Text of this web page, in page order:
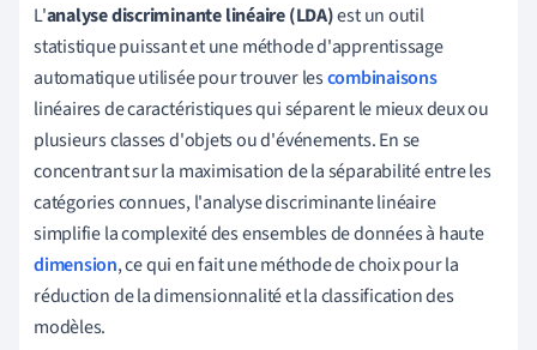
L'analyse discriminante linéaire (LDA)est un outil
statistique puissant et une méthode d'apprentissage
automatique utilisée pour trouver lescombinaisons
linéaires de caractéristiques qui séparent le mieux deux ou
plusieurs classes d'objets ou d'événements. En se
concentrant sur la maximisation de la séparabilité entre les
catégories connues, l'analyse discriminante linéaire
simplifie la complexité des ensembles de données à haute
dimension, ce qui en fait une méthode de choix pour la
réduction de la dimensionnalité et la classification des
modèles.